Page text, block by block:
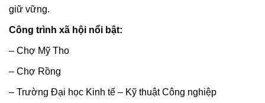
giữ vững.
Công trình xã hội nổi bật:
– Chợ Mỹ Tho
– Chợ Rồng
– Trường Đại học Kinh tế – Kỹ thuật Công nghiệp